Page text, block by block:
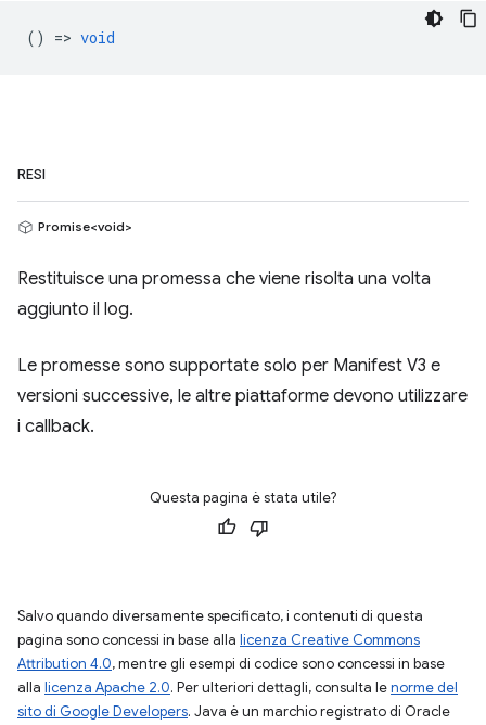
() => void
RESI
Promise<void>
Restituisce una promessa che viene risolta una volta
aggiunto il log.
Le promesse sono supportate solo per Manifest V3 e
versioni successive, le altre piattaforme devono utilizzare
i callback.
Questa pagina è stata utile?
Salvo quando diversamente specificato, i contenuti di questa
pagina sono concessi in base alla licenza Creative Commons
Attribution 4.0, mentre gli esempi di codice sono concessi in base
alla licenza Apache 2.0. Per ulteriori dettagli, consulta lenorme del
sito di Google Developers. Java è un marchio registrato di Oracle